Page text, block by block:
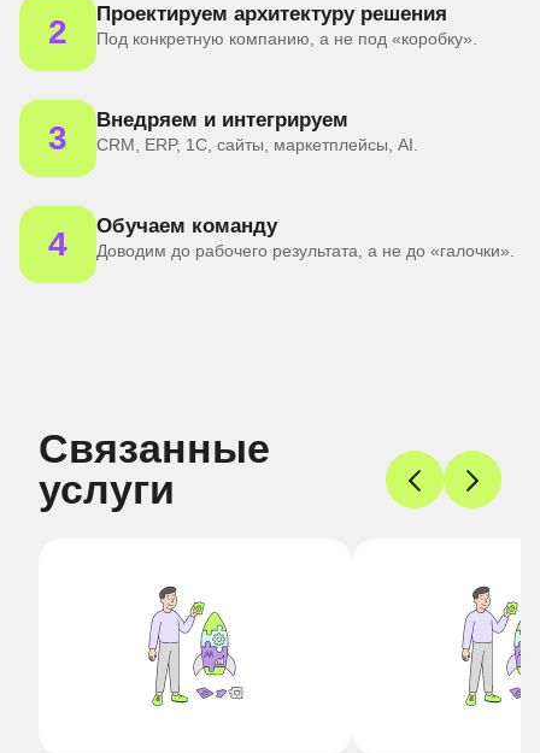
2 Проектируем архитектуру решения
Под конкретную компанию, а не под «коробку».
3 Внедряем и интегрируем
CRM, ERP, 1С, сайты, маркетплейсы, AI.
4 Обучаем команду
Доводим до рабочего результата, а не до «галочки».
Связанные
услуги